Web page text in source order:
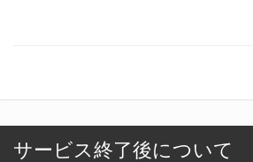
サービス終了後について